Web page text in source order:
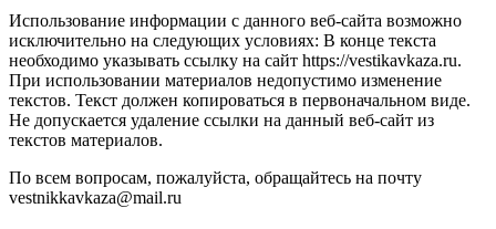
Использование информации с данного веб-сайта возможно
исключительно на следующих условиях: В конце текста
необходимо указывать ссылку на сайт https://vestikavkaza.ru.
При использовании материалов недопустимо изменение
текстов. Текст должен копироваться в первоначальном виде.
Не допускается удаление ссылки на данный веб-сайт из
текстов материалов.
По всем вопросам, пожалуйста, обращайтесь на почту
vestnikkavkaza@mail.ru